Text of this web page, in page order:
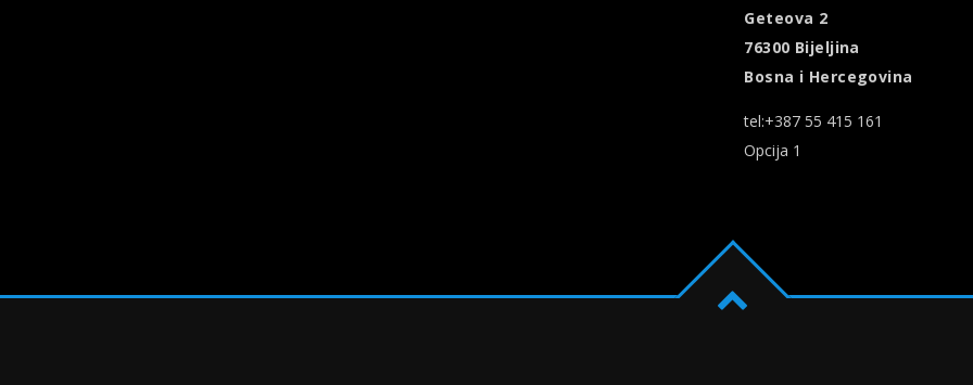
Geteova 2
76300 Bijeljina
Bosna i Hercegovina
tel:+387 55 415 161
Opcija 1